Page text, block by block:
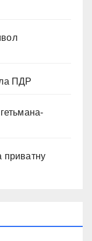
ПДР
приватну